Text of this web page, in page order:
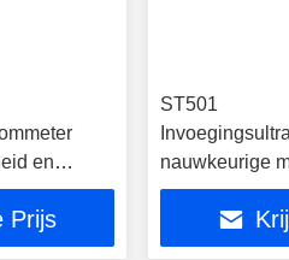
en
Prijs
ST501
nauwkeurige
en de snelheid